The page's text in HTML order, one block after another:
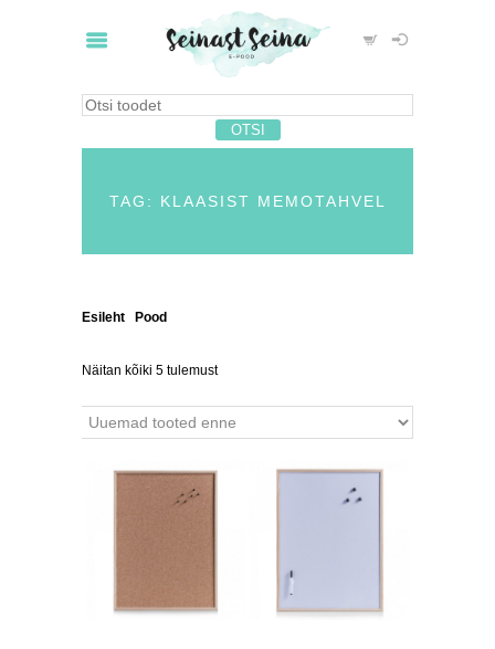
TAG: KLAASIST MEMOTAHVEL
Esileht Pood
Näitan kõiki 5 tulemust